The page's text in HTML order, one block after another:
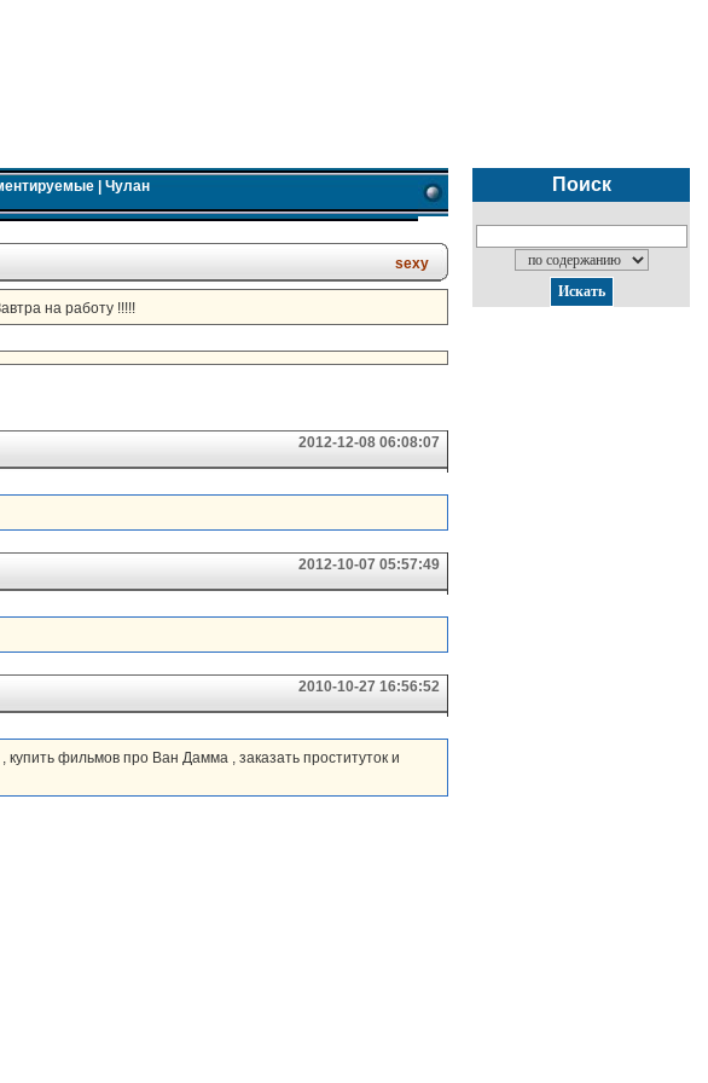
| Чулан
sexy
на работу !!!!!
2012-12-08 06:08:07
2012-10-07 05:57:49
2010-10-27 16:56:52
фильмов про Ван Дамма , заказать проституток и
Поиск